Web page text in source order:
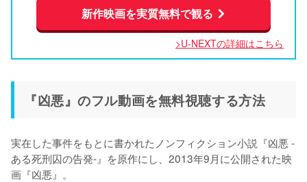
新作映画を実質無料で観る
>U-NEXTの詳細はこちら
『凶悪』のフル動画を無料視聴する方法
実在した事件をもとに書かれたノンフィクション小説『凶悪 -
ある死刑囚の告発-』を原作にし、2013年9月に公開された映
画『凶悪』。